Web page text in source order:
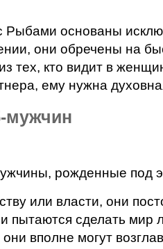
Рыбами основаны
они обречены на
тех, кто видит в
ему нужна
мужчин
рожденные под
или власти, они
пытаются сделать мир
вполне могут